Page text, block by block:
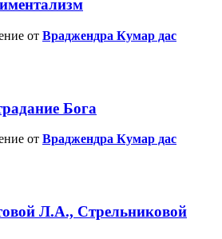
от Враджендра Кумар дас
Бога
от Враджендра Кумар дас
Л.А., Стрельниковой